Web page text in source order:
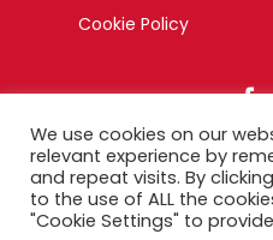
Cookie Policy
© Copyright 2023 –
We use cookies on our
relevant experience by
and repeat visits. By
to the use of ALL the
"Cookie Settings" to